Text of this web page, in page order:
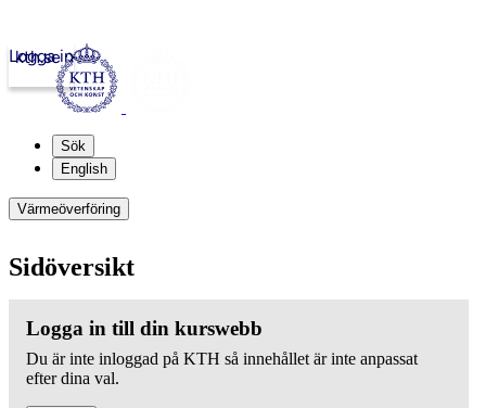
kth.se
Logga in
Sök
English
Värmeöverföring
Sidöversikt
Logga in till din kurswebb
Du är inte inloggad på KTH så innehållet är inte anpassat
efter dina val.